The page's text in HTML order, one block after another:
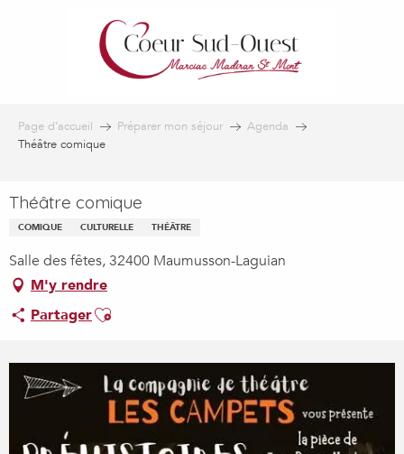
Page d’accueil Préparer mon séjour
Agenda
Théâtre comique
Théâtre comique
COMIQUE CULTURELLE THÉÂTRE
Salle des fêtes, 32400 Maumusson-Laguian
M'y rendre
PartagerAjouter aux favoris